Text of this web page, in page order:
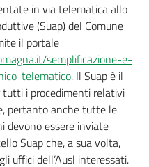
in via telematica allo
(Suap) del Comune
il portale
semplificazione-e-
telematico. Il Suap è il
i procedimenti relativi
pertanto anche tutte le
devono essere inviate
Suap che, a sua volta,
uffici dell’Ausl interessati.